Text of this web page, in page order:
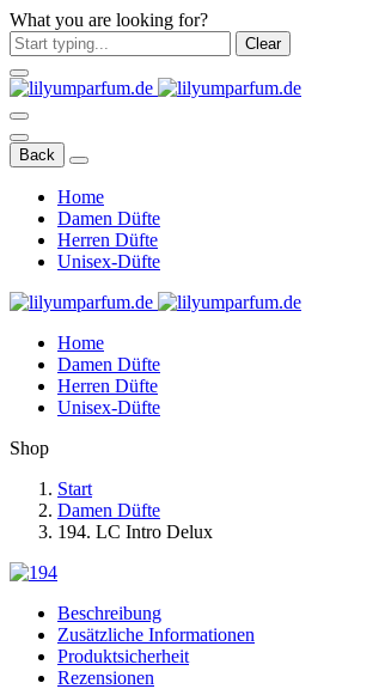
What you are looking for?
Clear
Back
Home
Damen Düfte
Herren Düfte
Unisex-Düfte
Home
Damen Düfte
Herren Düfte
Unisex-Düfte
Shop
Start
Damen Düfte
194. LC Intro Delux
Beschreibung
Zusätzliche Informationen
Produktsicherheit
Rezensionen